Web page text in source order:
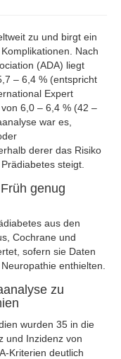
zu und birgt ein
Nach
(ADA) liegt
– 6,4 % (entspricht
Expert
6,0 – 6,4 % (42 –
war es,
derer das Risiko
steigt.
genug
aus den
Cochrane und
sofern sie Daten
enthielten.
zu
wurden 35 in die
und Inzidenz von
Kriterien deutlich